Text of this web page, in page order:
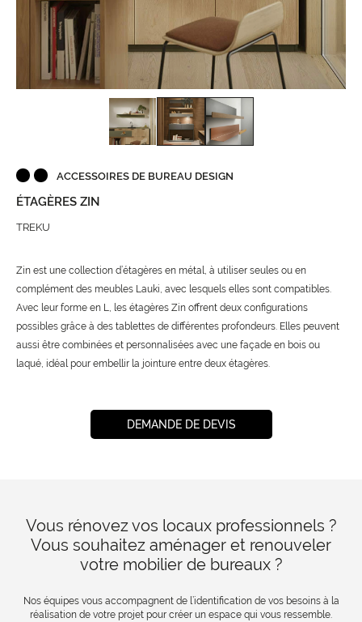
ACCESSOIRES DE BUREAU DESIGN
ÉTAGÈRES ZIN
TREKU
Zin est une collection d’étagères en métal, à utiliser seules ou en
complément des meubles Lauki, avec lesquels elles sont compatibles.
Avec leur forme en L, les étagères Zin offrent deux configurations
possibles grâce à des tablettes de différentes profondeurs. Elles peuvent
aussi être combinées et personnalisées avec une façade en bois ou
laqué, idéal pour embellir la jointure entre deux étagères.
DEMANDE DE DEVIS
Vous rénovez vos locaux professionnels ?
Vous souhaitez aménager et renouveler
votre mobilier de bureaux ?
Nos équipes vous accompagnent de l’identification de vos besoins à la
réalisation de votre projet pour créer un espace qui vous ressemble.